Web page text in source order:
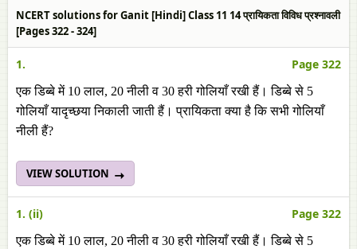
NCERT solutions for Ganit [Hindi] Class 11 14 प्रायिकता विविध प्रश्नावली
[Pages 322 - 324]
1. Page 322
एक डिब्बे में 10 लाल, 20 नीली व 30 हरी गोलियाँ रखी हैं। डिब्बे से 5
गोलियाँ यादृच्छया निकाली जाती हैं। प्रायिकता क्या है कि सभी गोलियाँ
नीली हैं?
VIEW SOLUTION
1. (ii) Page 322
एक डिब्बे में 10 लाल, 20 नीली व 30 हरी गोलियाँ रखी हैं। डिब्बे से 5